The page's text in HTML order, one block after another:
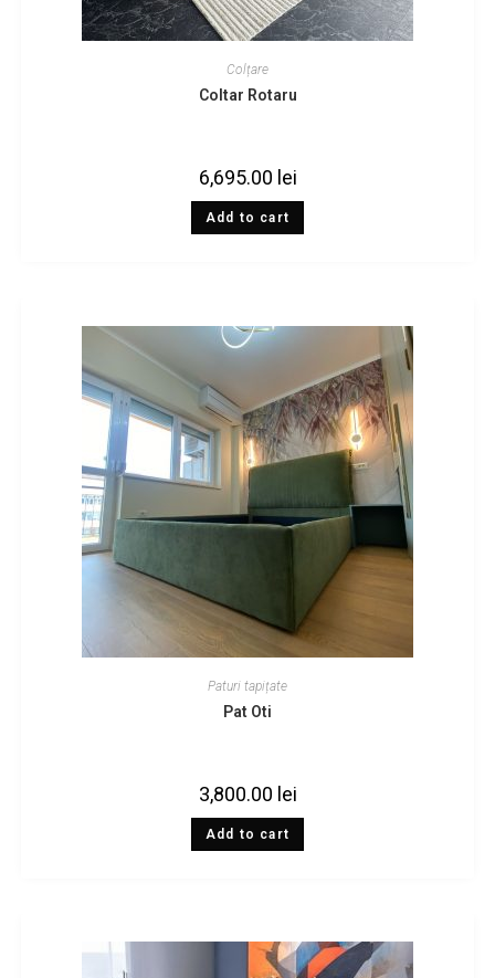
Colțare
Coltar Rotaru
6,695.00 lei
Add to cart
Paturi tapițate
Pat Oti
3,800.00 lei
Add to cart